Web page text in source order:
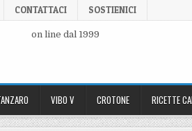
CONTATTACI SOSTIENICI
on line dal 1999
VIBO V CROTONE RICETTE